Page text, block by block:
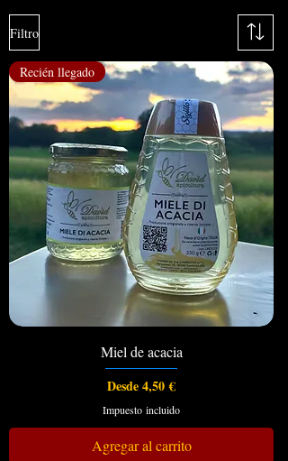
Filtro
Recién llegado
Miel de acacia
Desde4,50 €
Precio de oferta
Impuesto incluido
Agregar al carrito